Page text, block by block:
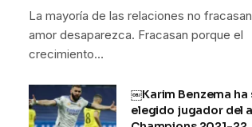
La mayoría de las relaciones no
amor desaparezca. Fracasan porque el
crecimiento…
￼Karim Benzema ha
elegido jugador del